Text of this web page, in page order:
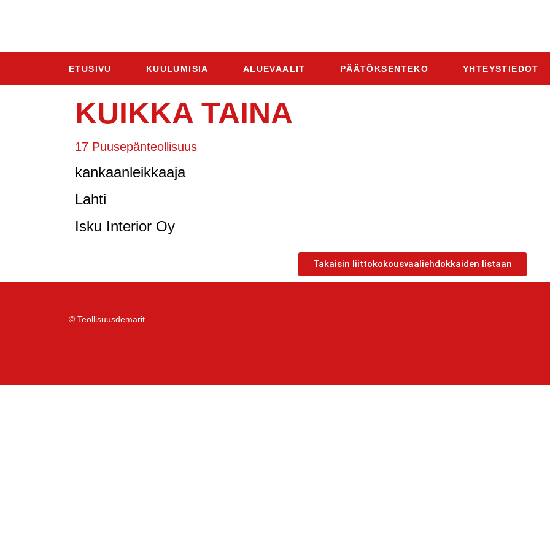
ETUSIVU KUULUMISIA ALUEVAALIT PÄÄTÖKSENTEKO YHTEYSTIEDOT
KUIKKA TAINA
17 Puusepänteollisuus
kankaanleikkaaja
Lahti
Isku Interior Oy
Takaisin liittokokousvaaliehdokkaiden listaan
© Teollisuusdemarit